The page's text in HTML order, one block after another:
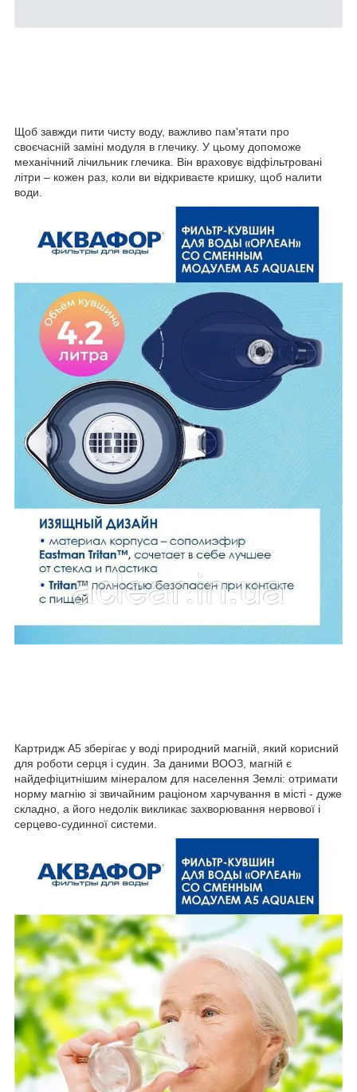
Щоб завжди пити чисту воду, важливо пам'ятати про
своєчасній заміні модуля в глечику. У цьому допоможе
механічний лічильник глечика. Він враховує відфільтровані
літри – кожен раз, коли ви відкриваєте кришку, щоб налити
води.
Картридж A5 зберігає у воді природний магній, який корисний
для роботи серця і судин. За даними ВООЗ, магній є
найдефіцитнішим мінералом для населення Землі: отримати
норму магнію зі звичайним раціоном харчування в місті - дуже
складно, а його недолік викликає захворювання нервової і
серцево-судинної системи.